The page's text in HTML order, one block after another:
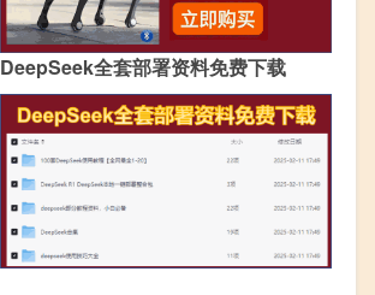
DeepSeek全套部署资料免费下载